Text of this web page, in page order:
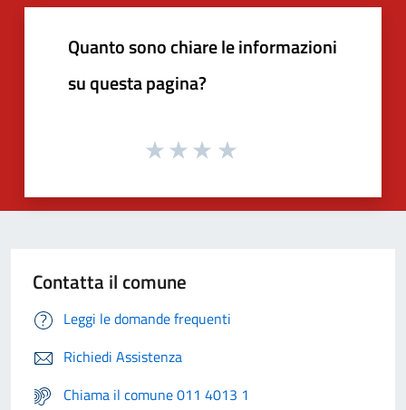
Quanto sono chiare le informazioni
su questa pagina?
Contatta il comune
Leggi le domande frequenti
Richiedi Assistenza
Chiama il comune 011 4013 1